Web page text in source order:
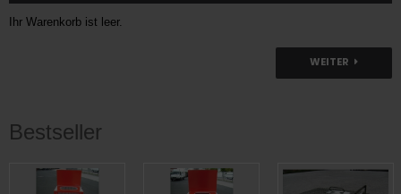
Ihr Warenkorb ist leer.
WEITER
Bestseller